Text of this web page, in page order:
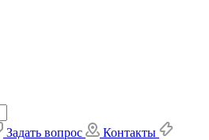
Задать вопрос
Контакты